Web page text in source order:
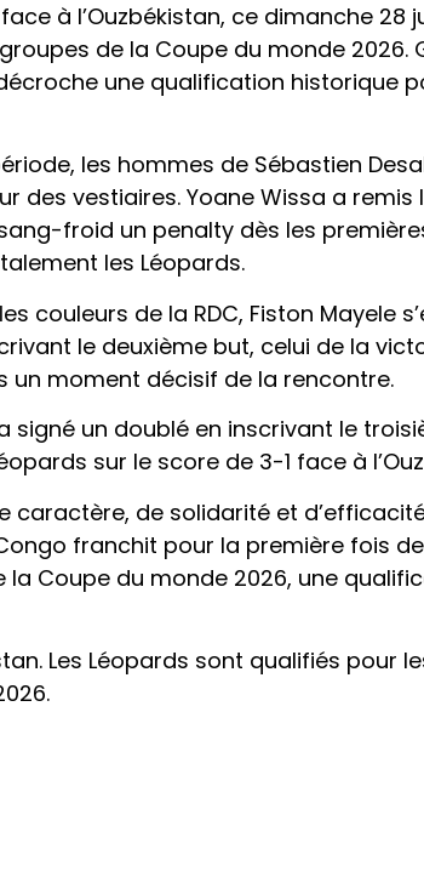
à l’Ouzbékistan, ce dimanche 28
de la Coupe du monde 2026.
une qualification historique
les hommes de Sébastien
des vestiaires. Yoane Wissa a remis
froid un penalty dès les
les Léopards.
couleurs de la RDC, Fiston Mayele
le deuxième but, celui de la
un moment décisif de la rencontre.
signé un doublé en inscrivant le
sur le score de 3-1 face à
caractère, de solidarité et
franchit pour la première fois
la Coupe du monde 2026, une
Les Léopards sont qualifiés pour